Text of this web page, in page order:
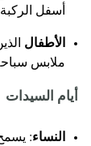
أسفل
الأطفال
ملابس
أيام السيدات
النساء: